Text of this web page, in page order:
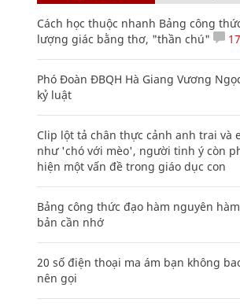
Cách học thuộc nhanh Bảng công
lượng giác bằng thơ, "thần chú"
17
Phó Đoàn ĐBQH Hà Giang Vương
kỷ luật
Clip lột tả chân thực cảnh anh trai và
như 'chó với mèo', người tinh ý còn
hiện một vấn đề trong giáo dục con
Bảng công thức đạo hàm nguyên
bản cần nhớ
20 số điện thoại ma ám bạn không
nên gọi